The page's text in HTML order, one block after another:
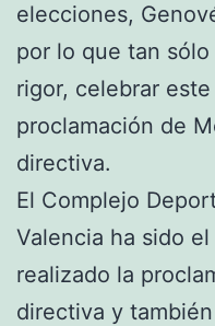
elecciones,
por lo que tan
rigor, celebrar
proclamación de
directiva.
El Complejo
Valencia ha sido
realizado la
directiva y